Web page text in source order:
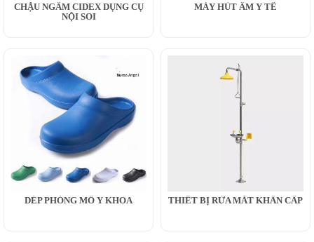
CHẬU NGÂM CIDEX DỤNG CỤ
NỘI SOI
MÁY HÚT ẨM Y TẾ
DÉP PHÒNG MỔ Y KHOA THIẾT BỊ RỬA MẮT KHẨN CẤP